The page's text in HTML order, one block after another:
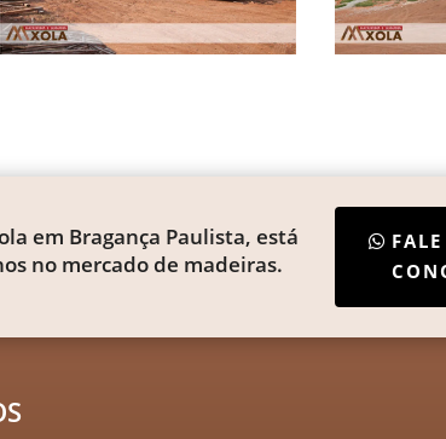
em Bragança Paulista, está
no mercado de madeiras.
FALE